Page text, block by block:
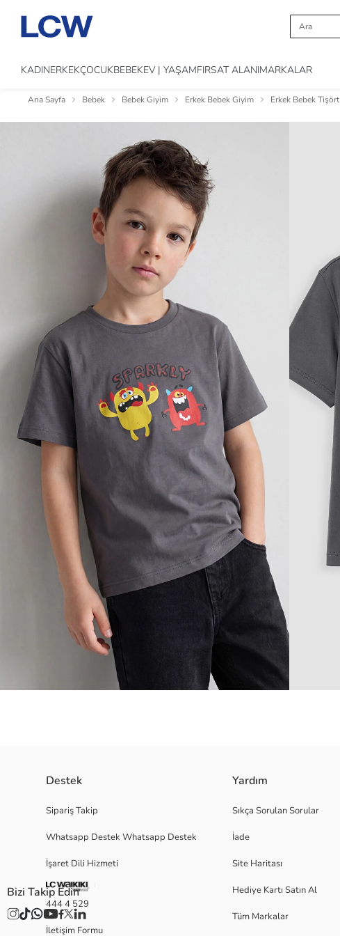
KADINERKEKÇOCUKBEBEKEV | YAŞAMFIRSAT ALANIMARKALAR
Ana Sayfa Bebek Bebek Giyim Erkek Bebek Giyim Erkek Bebek Tişört
Marka:
Cinsiyet:
Kalıp:
Destek
Sipariş Takip
Whatsapp Destek Whatsapp Destek
İşaret Dili Hizmeti
444 4 529
İletişim Formu
Yardım
Sıkça Sorulan Sorular
İade
Site Haritası
Hediye Kartı Satın Al
Tüm Markalar
Bizi Takip Edin